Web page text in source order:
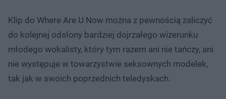
Klip do Where Are U Now można z pewnością zaliczyć
do kolejnej odsłony bardziej dojrzałego wizerunku
młodego wokalisty, który tym razem ani nie tańczy, ani
nie występuje w towarzystwie seksownych modelek,
tak jak w swoich poprzednich teledyskach.